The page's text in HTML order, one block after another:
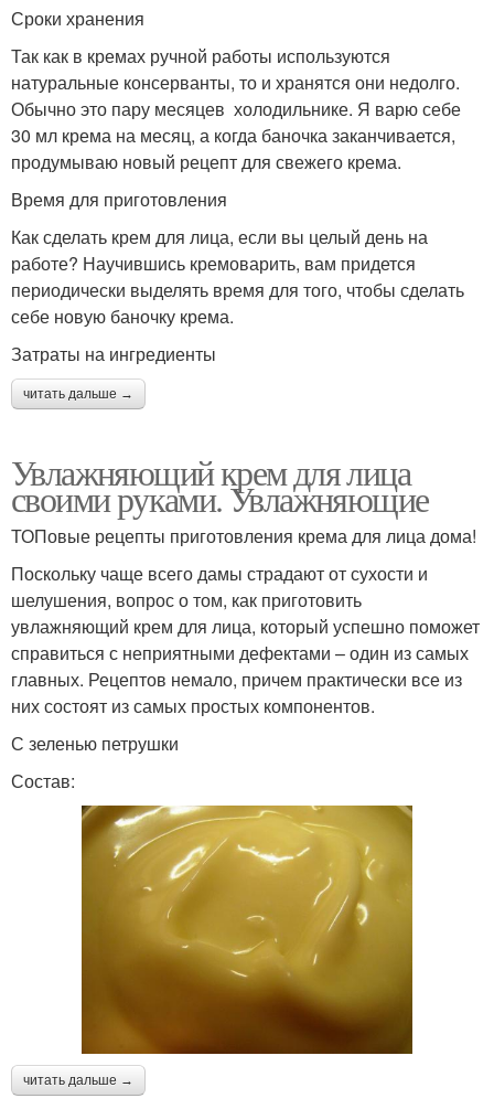
Сроки хранения
Так как в кремах ручной работы используются
натуральные консерванты, то и хранятся они недолго.
Обычно это пару месяцев холодильнике. Я варю себе
30 мл крема на месяц, а когда баночка заканчивается,
продумываю новый рецепт для свежего крема.
Время для приготовления
Как сделать крем для лица, если вы целый день на
работе? Научившись кремоварить, вам придется
периодически выделять время для того, чтобы сделать
себе новую баночку крема.
Затраты на ингредиенты
читать дальше →
Увлажняющий крем для лица
своими руками. Увлажняющие
ТОПовые рецепты приготовления крема для лица дома!
Поскольку чаще всего дамы страдают от сухости и
шелушения, вопрос о том, как приготовить
увлажняющий крем для лица, который успешно поможет
справиться с неприятными дефектами – один из самых
главных. Рецептов немало, причем практически все из
них состоят из самых простых компонентов.
С зеленью петрушки
Состав:
читать дальше →